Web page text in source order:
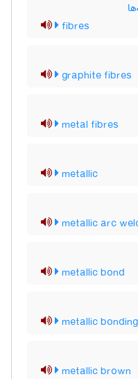
fibres
graphite fibres
metal fibres
metallic
metallic arc
metallic bond
metallic bonding
metallic brown